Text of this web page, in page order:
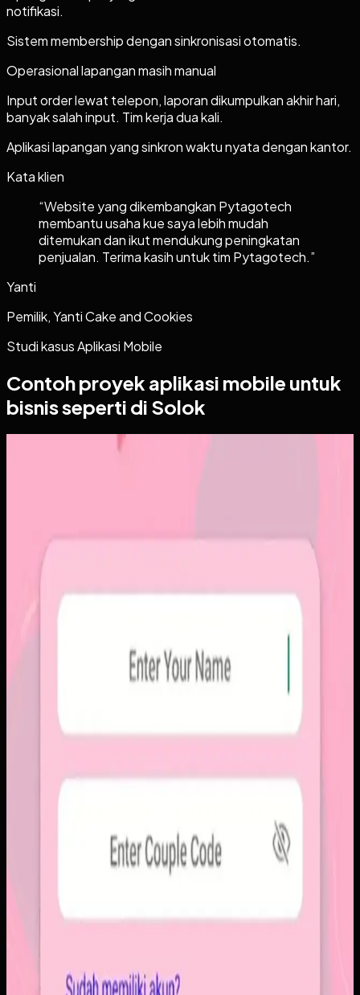
notifikasi.
Sistem membership dengan sinkronisasi otomatis.
Operasional lapangan masih manual
Input order lewat telepon, laporan dikumpulkan akhir hari,
banyak salah input. Tim kerja dua kali.
Aplikasi lapangan yang sinkron waktu nyata dengan kantor.
Kata klien
“Website yang dikembangkan Pytagotech
membantu usaha kue saya lebih mudah
ditemukan dan ikut mendukung peningkatan
penjualan. Terima kasih untuk tim Pytagotech.”
Yanti
Pemilik, Yanti Cake and Cookies
Studi kasusAplikasi Mobile
Contoh proyek aplikasi mobile untuk
bisnis seperti di Solok
Sebelumnya
Platform sosial umum sering membuat momen personal
tenggelam di antara konten publik, iklan, dan tekanan
untuk selalu tampil sempurna. Pengguna membutuhkan
Kami membangun aplikasi mobile dengan alur berbagi yang
ringkas, notifikasi cepat, dan arsip momen yang tersusun
rapi. Sistemnya dirancang untuk percakapan visual yang
lebih personal tanpa membawa beban feed publik.